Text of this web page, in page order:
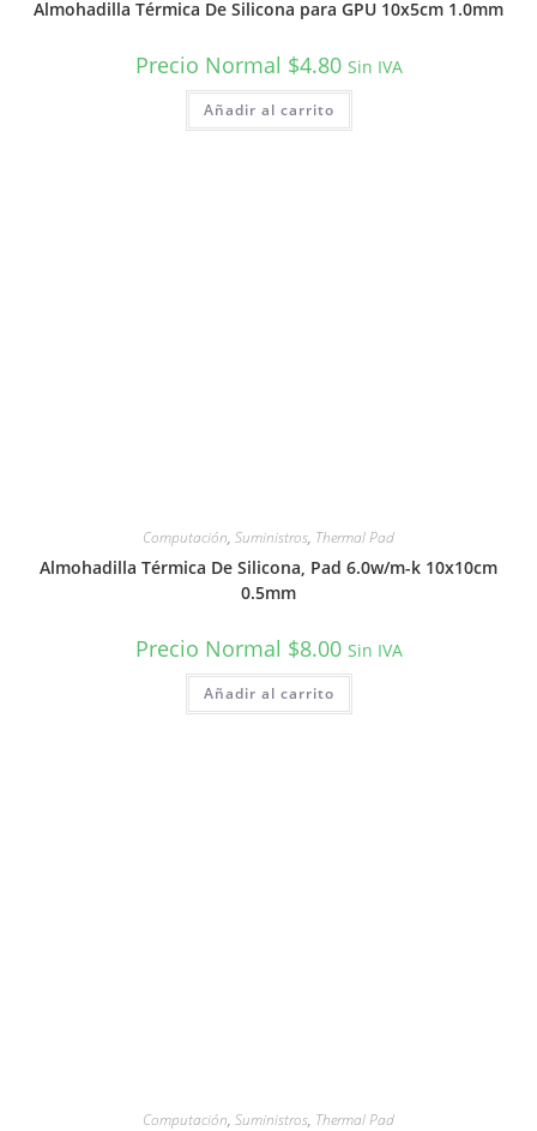
Almohadilla Térmica De Silicona para GPU 10x5cm 1.0mm
Precio Normal $4.80 Sin IVA
Añadir al carrito
Computación, Suministros, Thermal Pad
Almohadilla Térmica De Silicona, Pad 6.0w/m-k 10x10cm
0.5mm
Precio Normal $8.00 Sin IVA
Añadir al carrito
Computación, Suministros, Thermal Pad